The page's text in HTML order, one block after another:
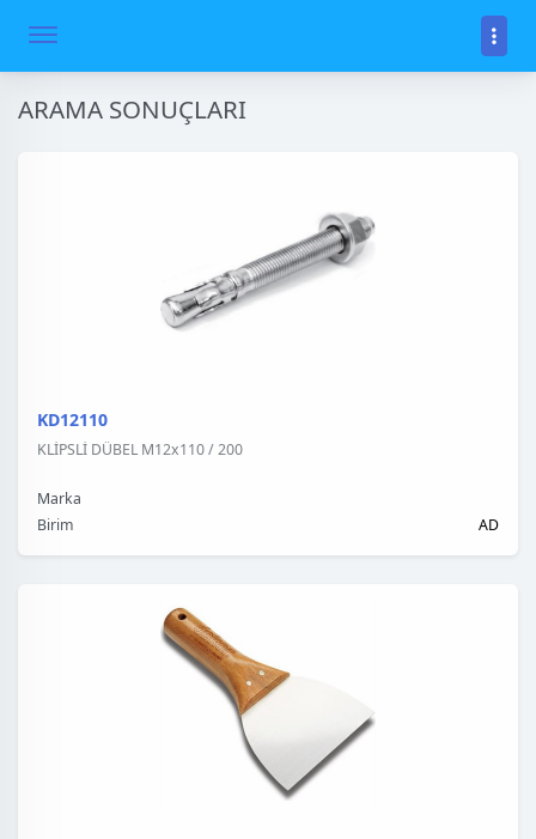
ARAMA SONUÇLARI
KD12110
KLİPSLİ DÜBEL M12x110 / 200
Marka
Birim
AD